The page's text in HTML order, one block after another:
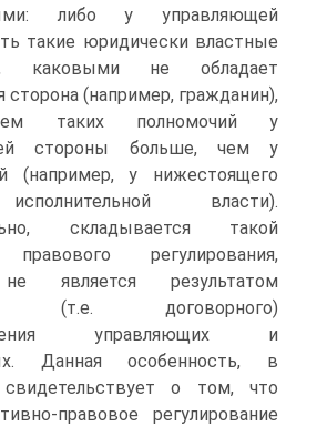
либо у управляющей
такие юридически властные
каковыми не обладает
сторона (например, гражданин),
таких полномочий у
стороны больше, чем у
(например, у нижестоящего
власти).
складывается такой
регулирования,
является результатом
(т.е. договорного)
управляющих и
Данная особенность, в
свидетельствует о том, что
правовое регулирование